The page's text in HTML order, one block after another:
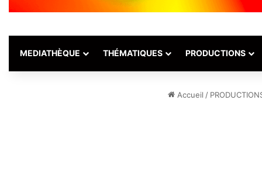
MEDIATHÈQUE THÉMATIQUES PRODUCTIONS
Accueil /